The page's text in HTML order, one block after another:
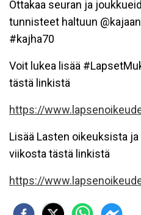
Ottakaa seuran ja
tunnisteet haltuun
#kajha70
Voit lukea lisää
tästä linkistä
https://
Lisää Lasten oikeuksista
viikosta tästä linkistä
https://